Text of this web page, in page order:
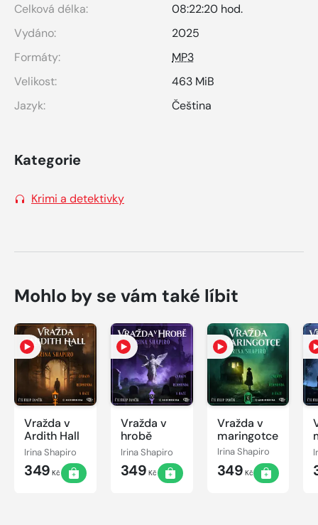
Celková délka:
08:22:20 hod.
Vydáno:
2025
Formáty:
MP3
Velikost:
463 MiB
Jazyk:
Čeština
Kategorie
Krimi a detektivky
Mohlo by se vám také líbit
Vražda v
Ardith Hall
Irina Shapiro
349 Kč
Vražda v
hrobě
Irina Shapiro
349 Kč
Vražda v
maringotce
Irina Shapiro
349 Kč